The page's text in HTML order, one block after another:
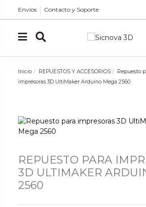
Envíos Contacto y Soporte
Inicio REPUESTOS Y ACCESORIOS
Repuesto
impresoras 3D UltiMaker Arduino Mega 2560
REPUESTO PARA
3D ULTIMAKER
2560